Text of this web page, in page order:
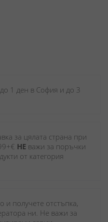
1 ден в София и до 3
за цялата страна при
НЕ важи за поръчки
от категория
и получете отстъпка,
ни. Не важи за